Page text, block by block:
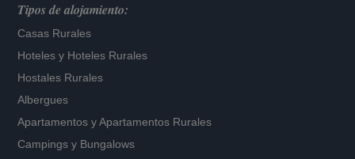
Tipos de alojamiento:
Casas Rurales
Hoteles y Hoteles Rurales
Hostales Rurales
Albergues
Apartamentos yApartamentos Rurales
Campings y Bungalows